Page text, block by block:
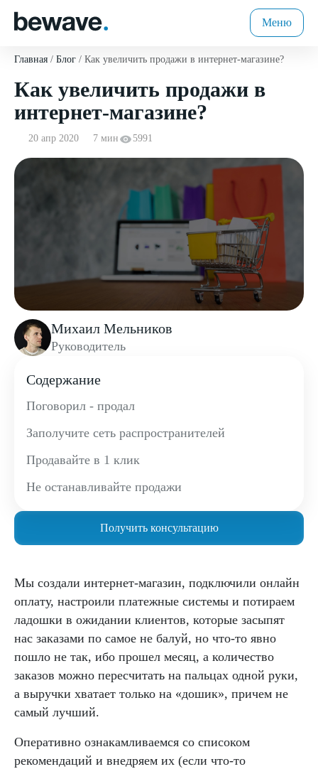
Меню
Главная Блог Как увеличить продажи в интернет-магазине?
Как увеличить продажи в
интернет-магазине?
20 апр 2020 7 мин 5991
Мы создали интернет-магазин, подключили онлайн
оплату, настроили платежные системы и потираем
ладошки в ожидании клиентов, которые засыпят
нас заказами по самое не балуй, но что-то явно
пошло не так, ибо прошел месяц, а количество
заказов можно пересчитать на пальцах одной руки,
а выручки хватает только на «дошик», причем не
самый лучший.
Оперативно ознакамливаемся со списоком
рекомендаций и внедряем их (если что-то
Михаил Мельников
Руководитель
Содержание
Поговорил - продал
Заполучите сеть распространителей
Продавайте в 1 клик
Не останавливайте продажи
Получить консультацию